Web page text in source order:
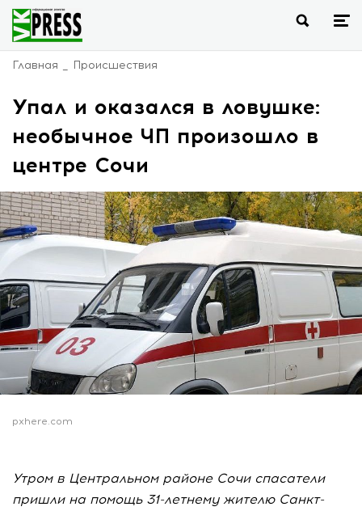
Главная Происшествия
Упал и оказался в ловушке:
необычное ЧП произошло в
центре Сочи
pxhere.com
Утром в Центральном районе Сочи спасатели
пришли на помощь 31-летнему жителю Санкт-